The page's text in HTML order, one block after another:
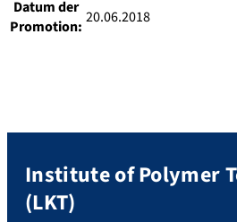
Datum der
Promotion: 20.06.2018
Institute of Polymer
(LKT)